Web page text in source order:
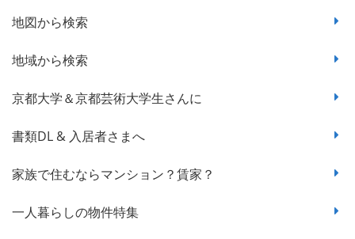
地図から検索
地域から検索
京都大学＆京都芸術大学生さんに
書類DL & 入居者さまへ
家族で住むならマンション？賃家？
一人暮らしの物件特集